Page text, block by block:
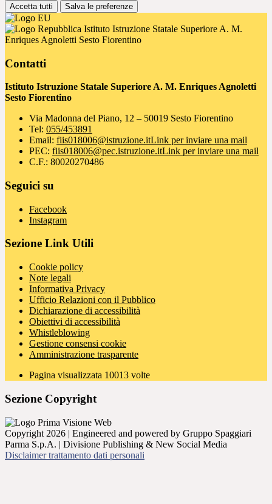
Accetta tutti Salva le preferenze
Istituto Istruzione Statale Superiore A. M.
Enriques Agnoletti Sesto Fiorentino
Contatti
Istituto Istruzione Statale Superiore A. M. Enriques Agnoletti
Sesto Fiorentino
Via Madonna del Piano, 12 – 50019 Sesto Fiorentino
Tel: 055/453891
Email: fiis018006@istruzione.itLink per inviare una mail
PEC: fiis018006@pec.istruzione.itLink per inviare una mail
C.F.: 80020270486
Seguici su
Facebook
Instagram
Sezione Link Utili
Cookie policy
Note legali
Informativa Privacy
Ufficio Relazioni con il Pubblico
Dichiarazione di accessibilità
Obiettivi di accessibilità
Whistleblowing
Gestione consensi cookie
Amministrazione trasparente
Pagina visualizzata 10013 volte
Sezione Copyright
Copyright 2026 | Engineered and powered by Gruppo Spaggiari
Parma S.p.A. | Divisione Publishing & New Social Media
Disclaimer trattamento dati personali